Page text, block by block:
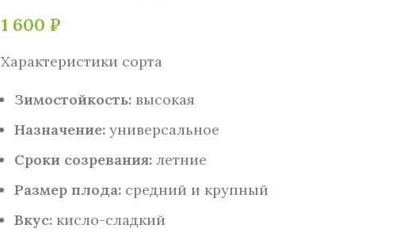
1 600 ₽
Характеристики сорта
Зимостойкость: высокая
Назначение: универсальное
Сроки созревания:летние
Размер плода:средний и крупный
Вкус:кисло-сладкий